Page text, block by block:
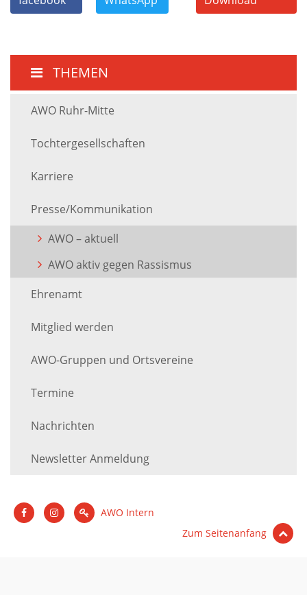
THEMEN
AWO Ruhr-Mitte
Tochtergesellschaften
Karriere
Presse/Kommunikation
AWO – aktuell
AWO aktiv gegen Rassismus
Ehrenamt
Mitglied werden
AWO-Gruppen und Ortsvereine
Termine
Nachrichten
Newsletter Anmeldung
AWO Intern
Zum Seitenanfang